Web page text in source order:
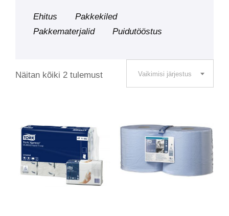
Näitan kõiki 2 tulemust Vaikimisi järjestus
Ehitus
Pakkekiled
Pakkematerjalid
Puidutööstus